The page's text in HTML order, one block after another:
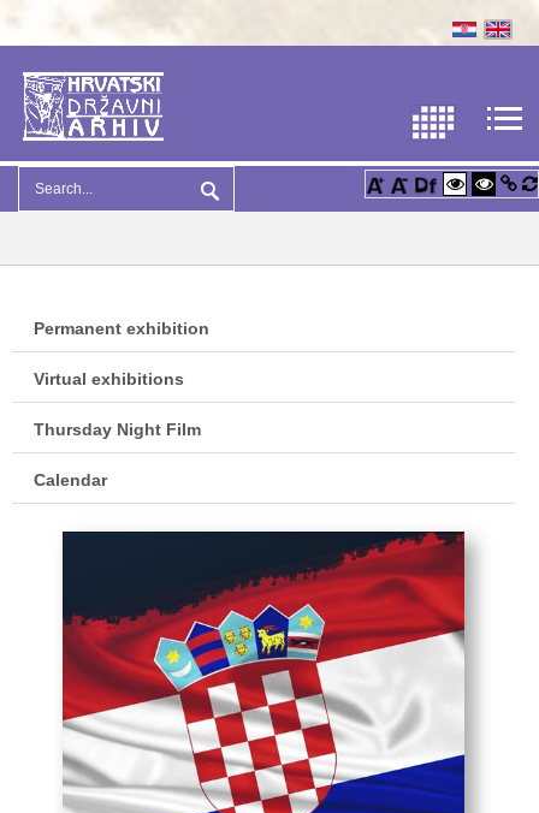
Permanent exhibition
Virtual exhibitions
Thursday Night Film
Calendar